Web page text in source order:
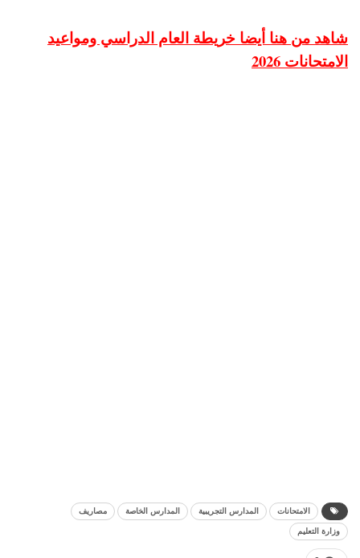
شاهد من هنا أيضا خريطة العام الدراسي ومواعيد
الامتحانات 2026
الامتحانات المدارس التجريبية المدارس الخاصة مصاريف
وزارة التعليم